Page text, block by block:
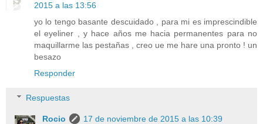
2015 a las 13:56
yo lo tengo basante descuidado , para mi es imprescindible
el eyeliner , y hace años me hacia permanentes para no
maquillarme las pestañas , creo ue me hare una pronto ! un
besazo
Responder
Respuestas
Rocio
17 de noviembre de 2015 a las 10:39